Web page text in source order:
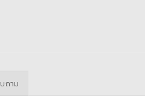
ถาม